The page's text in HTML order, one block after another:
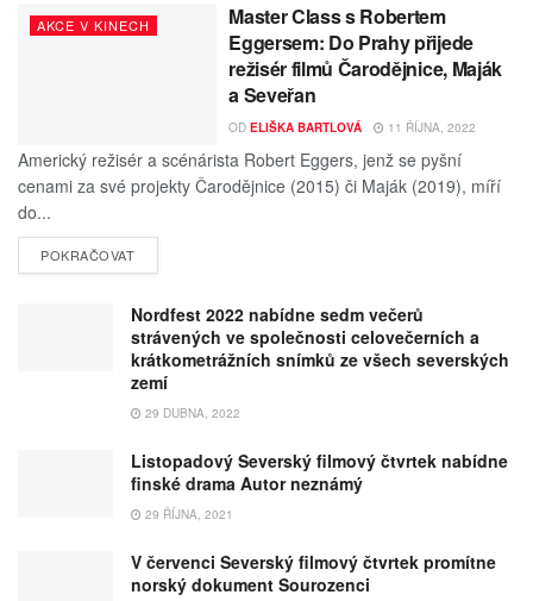
AKCE V KINECH
Master Class s Robertem
Eggersem: Do Prahy přijede
režisér filmů Čarodějnice, Maják
a Seveřan
OD ELIŠKA BARTLOVÁ 11 ŘÍJNA, 2022
Americký režisér a scénárista Robert Eggers, jenž se pyšní
cenami za své projekty Čarodějnice (2015) či Maják (2019), míří
do...
POKRAČOVAT
Nordfest 2022 nabídne sedm večerů
strávených ve společnosti celovečerních a
krátkometrážních snímků ze všech severských
zemí
29 DUBNA, 2022
Listopadový Severský filmový čtvrtek nabídne
finské drama Autor neznámý
29 ŘÍJNA, 2021
V červenci Severský filmový čtvrtek promítne
norský dokument Sourozenci